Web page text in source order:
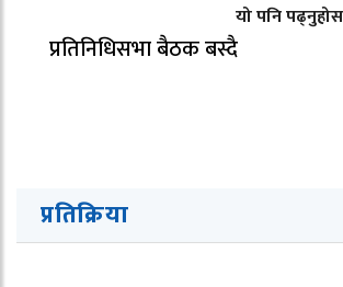
यो पनि पढ्नुहोस
प्रतिनिधिसभा बैठक बस्दै
प्रतिक्रिया